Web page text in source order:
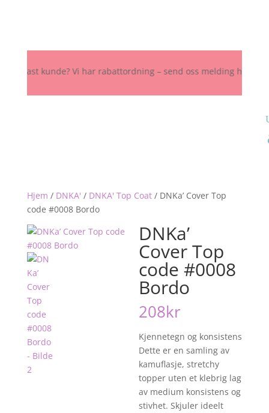
Fast kunde? Vi har rabattordning – send oss melding her, på
Hjem / DNKA' / DNKA' Top Coat/ DNKa’ Cover Top
code #0008 Bordo
DNKa’
Cover Top
code #0008
Bordo
208kr
Kjennetegn og konsistens
Dette er en samling av
kamuflasje, stretchy
topper uten et klebrig lag
av medium konsistens og
stivhet. Skjuler ideelt